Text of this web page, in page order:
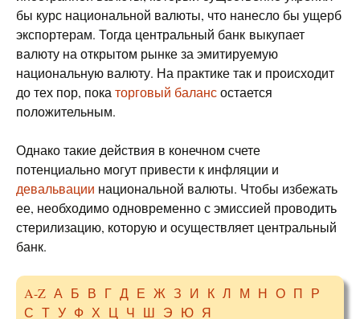
бы курс национальной валюты, что нанесло бы ущерб
экспортерам. Тогда центральный банк выкупает
валюту на открытом рынке за эмитируемую
национальную валюту. На практике так и происходит
до тех пор, пока торговый балансостается
положительным.
Однако такие действия в конечном счете
потенциально могут привести к инфляции и
девальвации национальной валюты. Чтобы избежать
ее, необходимо одновременно с эмиссией проводить
стерилизацию, которую и осуществляет центральный
банк.
A-Z А Б В Г Д Е Ж З И К Л М Н О П Р
С Т У Ф Х Ц Ч Ш Э Ю Я